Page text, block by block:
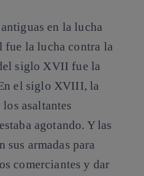
en la lucha
fue la lucha contra la
siglo XVII fue la
el siglo XVIII, la
asaltantes
agotando. Y las
sus armadas para
comerciantes y dar